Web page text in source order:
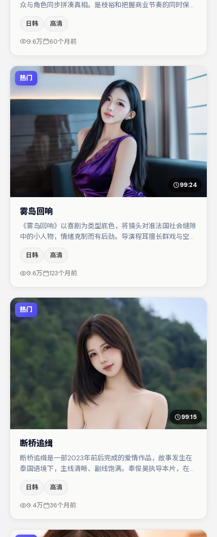
众与角色同步拼凑真相。是枝裕和把握商业节奏的同时保留
担叙事驱动，王景春、段奕宏分别提供反差与喜剧/悬疑调
剂（视场次而定）。整体完成度较高，适合周末一口气追
日韩 高清
9.6万 60个月前
热门
99:24
雾岛回响
《雾岛回响》以喜剧为类型底色，将镜头对准法国社会缝隙
中的小人物，情绪克制而有后劲。导演程耳擅长群戏与空间
担叙事驱动，章子怡、肖央分别提供反差与喜剧/悬疑调剂
（视场次而定）。若你偏爱强类型与清晰主线，这部作品值
日韩 高清
9.6万 123个月前
热门
99:15
断桥追缉
断桥追缉是一部2023年前后完成的爱情作品，故事发生在
泰国语境下，主线清晰、副线饱满。奉俊昊执导本片，在场
主演阵容包括梁朝伟、蒋奇明、宋佳等，角色动机前后呼
应，适合喜欢抠台词与伏笔的观众。整体完成度较高，适合
周末一口气追完。
日韩 高清
9.4万 36个月前